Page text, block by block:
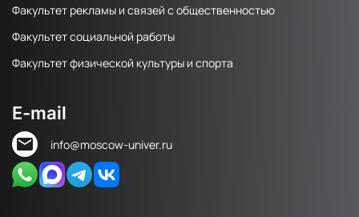
Факультет рекламы и связей с общественностью
Факультет социальной работы
Факультет физической культуры и спорта
E-mail
info@moscow-univer.ru